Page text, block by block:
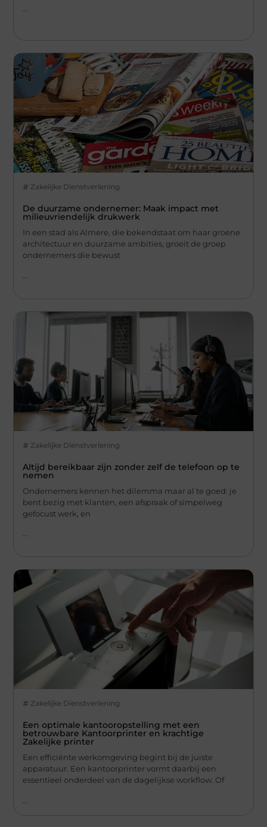
...
Zakelijke Dienstverlening
De duurzame ondernemer: Maak impact met
milieuvriendelijk drukwerk
In een stad als Almere, die bekendstaat om haar groene
architectuur en duurzame ambities, groeit de groep
ondernemers die bewust
Zakelijke Dienstverlening
Altijd bereikbaar zijn zonder zelf de telefoon op te
nemen
Ondernemers kennen het dilemma maar al te goed: je
bent bezig met klanten, een afspraak of simpelweg
gefocust werk, en
...
Zakelijke Dienstverlening
Een optimale kantooropstelling met een
betrouwbare Kantoorprinter en krachtige
Zakelijke printer
Een efficiënte werkomgeving begint bij de juiste
apparatuur. Een kantoorprinter vormt daarbij een
essentieel onderdeel van de dagelijkse workflow. Of